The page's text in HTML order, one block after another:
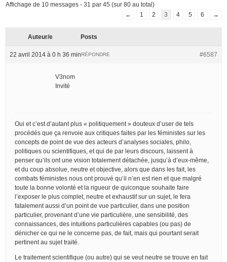
Affichage de 10 messages - 31 par 45 (sur 80 au total)
←
1 2 3 4 5 6 →
Auteur/e Posts
22 avril 2014 à 0 h 36 min #6587
RÉPONDRE
V3nom
Invité
Oui et c’est d’autant plus « politiquement » douteux d’user de tels
procédés que ça renvoie aux critiques faites par les féministes sur les
concepts de point de vue des acteurs d’analyses sociales, philo,
politiques ou scientifiques, et qui de par leurs discours, laissent à
penser qu’ils ont une vision totalement détachée, jusqu’à d’eux-même,
et du coup absolue, neutre et objective, alors que dans les fait, les
combats féministes nous ont prouvé qu’il n’en est rien et que malgré
toute la bonne volonté et la rigueur de quiconque souhaite faire
l’exposer le plus complet, neutre et exhaustif sur un sujet, le fera
fatalement aussi d’un point de vue particulier, dans une position
particulier, provenant d’une vie particulière, une sensibilité, des
connaissances, des intuitions particulières capables (ou pas) de
dénicher ce qui ne le concerne pas, de fait, mais qui pourtant serait
pertinent au sujet traité.
Le traitement scientifique (ou autre) qui se veut neutre se trouve en fait